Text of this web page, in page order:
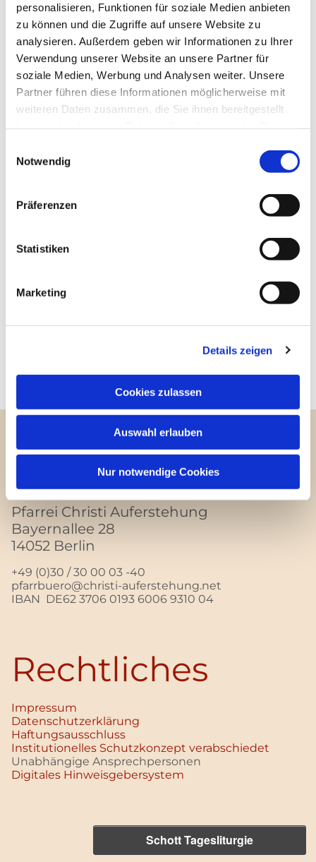
personalisieren, Funktionen für soziale Medien anbieten
zu können und die Zugriffe auf unsere Website zu
analysieren. Außerdem geben wir Informationen zu Ihrer
Verwendung unserer Website an unsere Partner für
soziale Medien, Werbung und Analysen weiter. Unsere
Partner führen diese Informationen möglicherweise mit
weiteren Daten zusammen, die Sie ihnen bereitgestellt
Notwendig
Präferenzen
Statistiken
Marketing
Details zeigen
Cookies zulassen
Auswahl erlauben
Nur notwendige Cookies
Dies könnte Sie auch interessieren
Kontakt
Pfarrei Christi Auferstehung
Bayernallee 28
14052 Berlin
+49 (0)30 / 30 00 03 -40
pfarrbuero@christi-auferstehung.net
IBAN DE62 3706 0193 6006 9310 04
Rechtliches
Impressum
Datenschutz­erklärung
Haftungsausschluss
Institutionelles Schutzkonzept verabschiedet
Unabhängige Ansprechpersonen
Digitales Hinweisgebersystem
Schott Tagesliturgie